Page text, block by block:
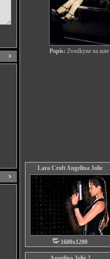
Popis: Zvodkyne na aute
Lara Croft Angelina Jolie
1600x1200